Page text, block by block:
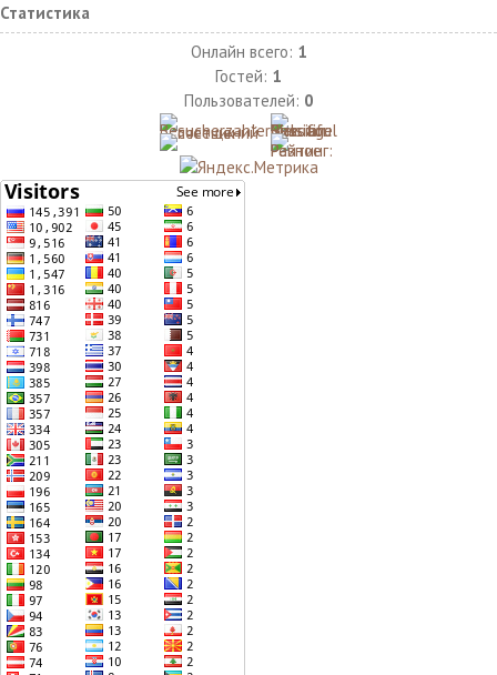
Статистика
Онлайн всего: 1
Гостей: 1
Пользователей: 0